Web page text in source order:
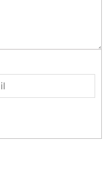
vụ tốt cho các